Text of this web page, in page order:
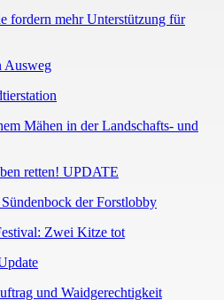
fordern mehr Unterstützung für
Ausweg
Mähen in der Landschafts- und
retten! UPDATE
der Forstlobby
Zwei Kitze tot
und Waidgerechtigkeit